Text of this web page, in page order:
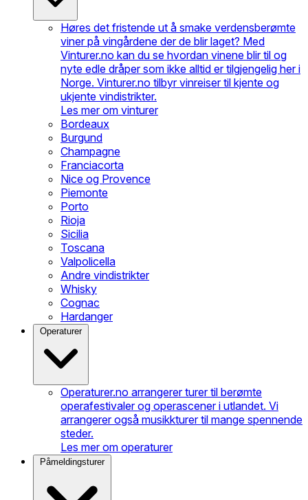
Høres det fristende ut å smake verdensberømte
viner på vingårdene der de blir laget? Med
Vinturer.no kan du se hvordan vinene blir til og
nyte edle dråper som ikke alltid er tilgjengelig her i
Norge. Vinturer.no tilbyr vinreiser til kjente og
ukjente vindistrikter.
Les mer om vinturer
Bordeaux
Burgund
Champagne
Franciacorta
Nice og Provence
Piemonte
Porto
Rioja
Sicilia
Toscana
Valpolicella
Andre vindistrikter
Whisky
Cognac
Hardanger
Operaturer
Operaturer.no arrangerer turer til berømte
operafestivaler og operascener i utlandet. Vi
arrangerer også musikkturer til mange spennende
steder.
Les mer om operaturer
Påmeldingsturer